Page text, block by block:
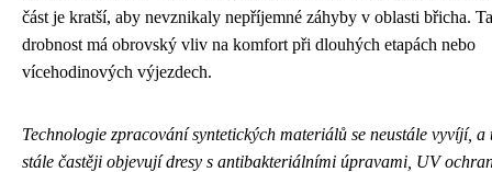
část je kratší, aby nevznikaly nepříjemné záhyby v oblasti břicha.
drobnost má obrovský vliv na komfort při dlouhých etapách nebo
vícehodinových výjezdech.
Technologie zpracování syntetických materiálů se neustále vyvíjí, a
stále častěji objevují dresy s antibakteriálními úpravami, UV